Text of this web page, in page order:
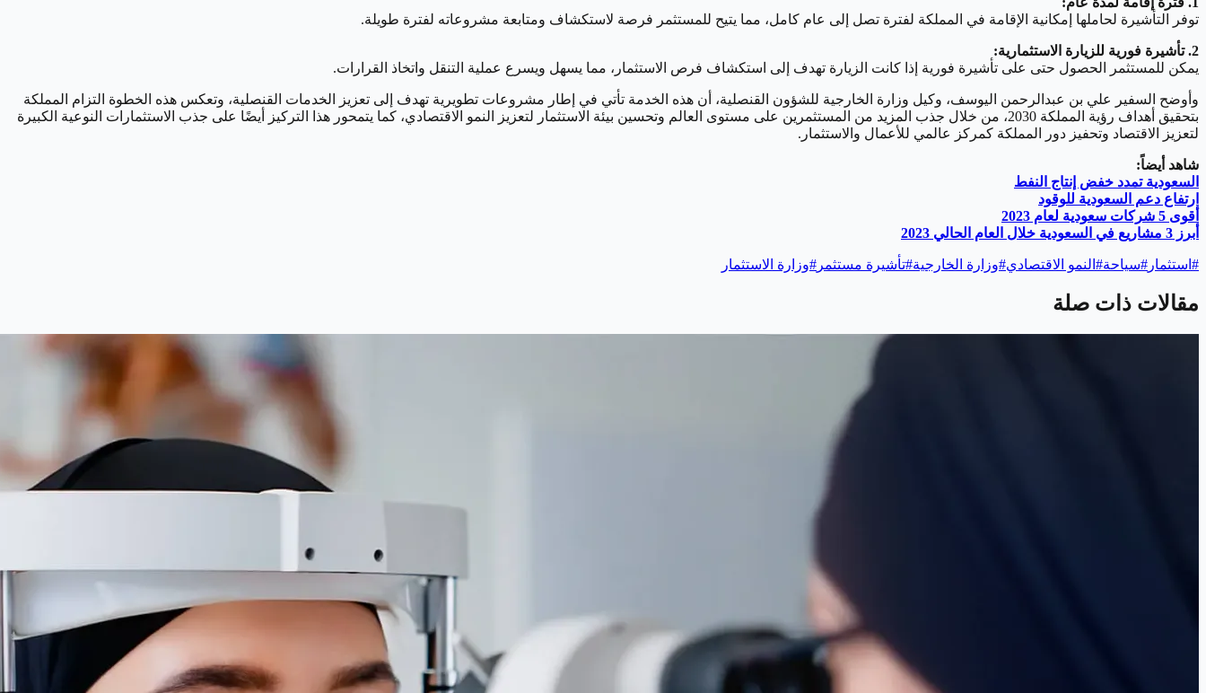
توفر التأشيرة لحاملها إمكانية الإقامة في المملكة لفترة تصل إلى عام كامل، مما يتيح للمستثمر فرصة لاستكشاف ومتابعة مشروعاته لفترة طويلة.
2. تأشيرة فورية للزيارة الاستثمارية:
يمكن للمستثمر الحصول حتى على تأشيرة فورية إذا كانت الزيارة تهدف إلى استكشاف فرص الاستثمار، مما يسهل ويسرع عملية التنقل واتخاذ القرارات.
وأوضح السفير علي بن عبدالرحمن اليوسف، وكيل وزارة الخارجية للشؤون القنصلية، أن هذه الخدمة تأتي في إطار مشروعات تطويرية تهدف إلى تعزيز الخدمات القنصلية، وتعكس هذه الخطوة التزام المملكة
بتحقيق أهداف رؤية المملكة 2030، من خلال جذب المزيد من المستثمرين على مستوى العالم وتحسين بيئة الاستثمار لتعزيز النمو الاقتصادي، كما يتمحور هذا التركيز أيضًا على جذب الاستثمارات النوعية الكبيرة
لتعزيز الاقتصاد وتحفيز دور المملكة كمركز عالمي للأعمال والاستثمار.
شاهد أيضاً:
السعودية تمدد خفض إنتاج النفط
ارتفاع دعم السعودية للوقود
أقوى 5 شركات سعودية لعام 2023
أبرز 3 مشاريع في السعودية خلال العام الحالي 2023
# استثمار #سياحة# النمو الاقتصادي#وزارة الخارجية#تأشيرة مستثمر #وزارة الاستثمار
مقالات ذات صلة